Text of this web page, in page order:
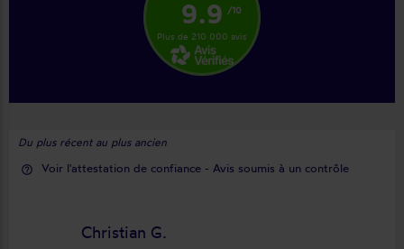
9.9 /10
Plus de 210 000 avis
Du plus récent au plus ancien
help_outline Voir l'attestation de confiance - Avis soumis à un contrôle
Christian G.